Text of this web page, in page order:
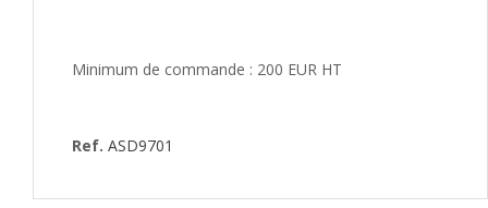
Minimum de commande : 200 EUR HT
Ref. ASD9701